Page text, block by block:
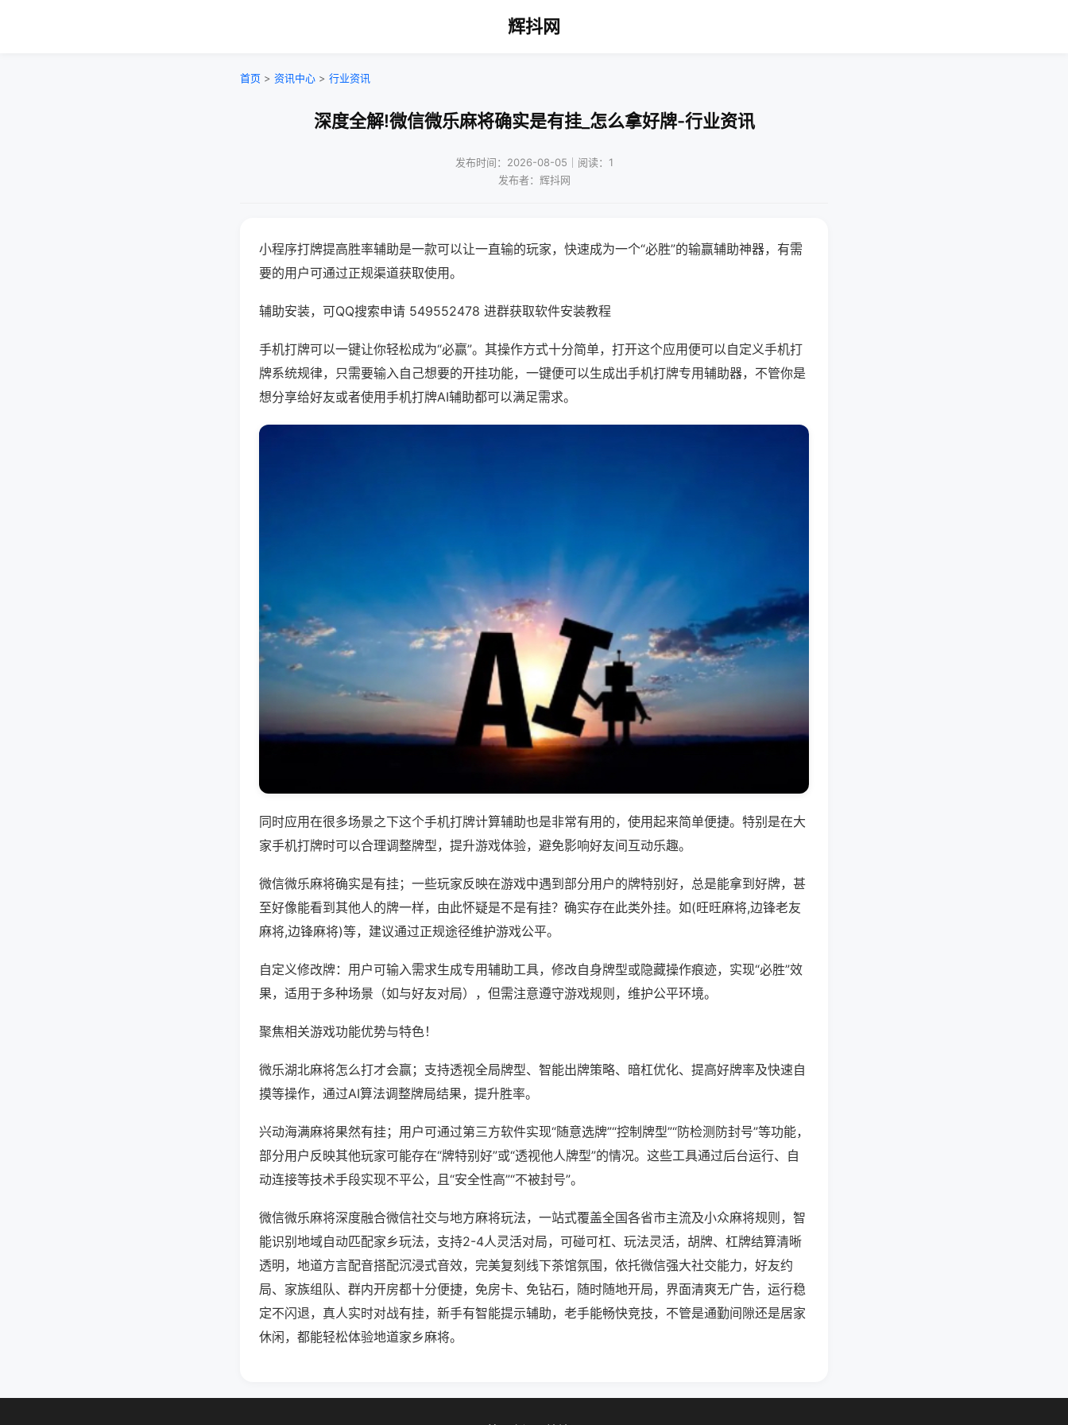
辉抖网
首页 > 资讯中心 > 行业资讯
深度全解!微信微乐麻将确实是有挂_怎么拿好牌-行业资讯
发布时间：2026-08-05｜阅读：1
发布者：辉抖网
小程序打牌提高胜率辅助是一款可以让一直输的玩家，快速成为一个“必胜”的输赢辅助神器，有需
要的用户可通过正规渠道获取使用。
辅助安装，可QQ搜索申请 549552478 进群获取软件安装教程
手机打牌可以一键让你轻松成为“必赢”。其操作方式十分简单，打开这个应用便可以自定义手机打
牌系统规律，只需要输入自己想要的开挂功能，一键便可以生成出手机打牌专用辅助器，不管你是
想分享给好友或者使用手机打牌AI辅助都可以满足需求。
同时应用在很多场景之下这个手机打牌计算辅助也是非常有用的，使用起来简单便捷。特别是在大
家手机打牌时可以合理调整牌型，提升游戏体验，避免影响好友间互动乐趣。
微信微乐麻将确实是有挂；一些玩家反映在游戏中遇到部分用户的牌特别好，总是能拿到好牌，甚
至好像能看到其他人的牌一样，由此怀疑是不是有挂？确实存在此类外挂。如(旺旺麻将,边锋老友
麻将,边锋麻将)等，建议通过正规途径维护游戏公平。
自定义修改牌：用户可输入需求生成专用辅助工具，修改自身牌型或隐藏操作痕迹，实现“必胜”效
果，适用于多种场景（如与好友对局），但需注意遵守游戏规则，维护公平环境。
聚焦相关游戏功能优势与特色！
微乐湖北麻将怎么打才会赢；支持透视全局牌型、智能出牌策略、暗杠优化、提高好牌率及快速自
摸等操作，通过AI算法调整牌局结果，提升胜率。
兴动海满麻将果然有挂；用户可通过第三方软件实现“随意选牌”“控制牌型”“防检测防封号”等功能，
部分用户反映其他玩家可能存在“牌特别好”或“透视他人牌型”的情况。这些工具通过后台运行、自
动连接等技术手段实现不平公，且“安全性高”“不被封号”。
微信微乐麻将深度融合微信社交与地方麻将玩法，一站式覆盖全国各省市主流及小众麻将规则，智
能识别地域自动匹配家乡玩法，支持2-4人灵活对局，可碰可杠、玩法灵活，胡牌、杠牌结算清晰
透明，地道方言配音搭配沉浸式音效，完美复刻线下茶馆氛围，依托微信强大社交能力，好友约
局、家族组队、群内开房都十分便捷，免房卡、免钻石，随时随地开局，界面清爽无广告，运行稳
定不闪退，真人实时对战有挂，新手有智能提示辅助，老手能畅快竞技，不管是通勤间隙还是居家
休闲，都能轻松体验地道家乡麻将。